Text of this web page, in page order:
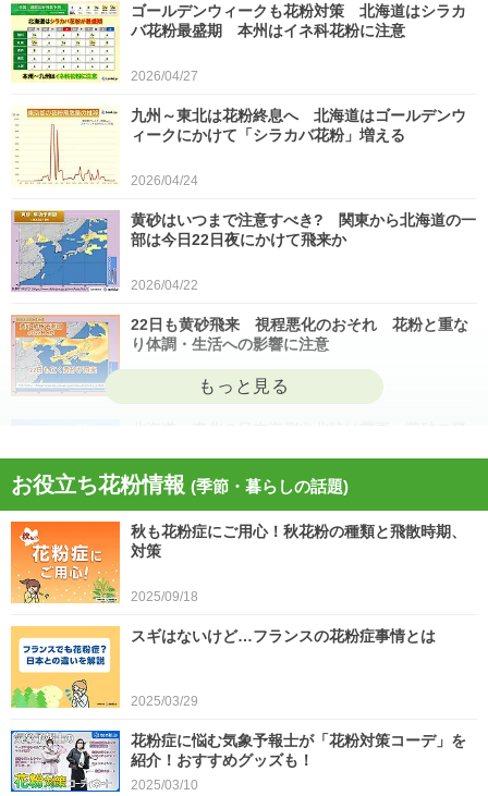
ゴールデンウィークも花粉対策 北海道はシラカ
バ花粉最盛期 本州はイネ科花粉に注意
2026/04/27
九州～東北は花粉終息へ 北海道はゴールデンウ
ィークにかけて「シラカバ花粉」増える
2026/04/24
黄砂はいつまで注意すべき? 関東から北海道の一
部は今日22日夜にかけて飛来か
2026/04/22
22日も黄砂飛来 視程悪化のおそれ 花粉と重な
り体調・生活への影響に注意
2026/04/21
今日21日は黄砂が広く飛来 花粉とのダブル影響
に注意 症状悪化や洗濯物など対策を
2026/04/21
スギ、ヒノキ花粉シーズン終了へ 東京の飛散量
お役立ち花粉情報 (季節・暮らしの話題)
秋も花粉症にご用心！秋花粉の種類と飛散時期、
対策
2025/09/18
スギはないけど…フランスの花粉症事情とは
2025/03/29
花粉症に悩む気象予報士が「花粉対策コーデ」を
紹介！おすすめグッズも！
2025/03/10